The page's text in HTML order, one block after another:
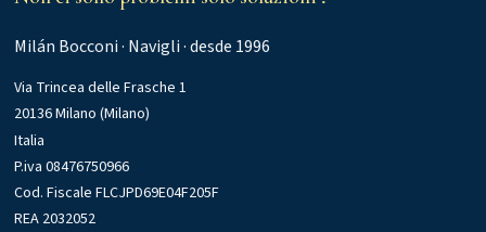
Milán Bocconi · Navigli · desde 1996
Via Trincea delle Frasche 1
20136 Milano (Milano)
Italia
P.iva 08476750966
Cod. Fiscale FLCJPD69E04F205F
REA 2032052